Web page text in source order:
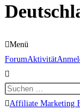
Menü
Forum-
Navigation
ForumAktivität
Forum-
Affiliate Marketing